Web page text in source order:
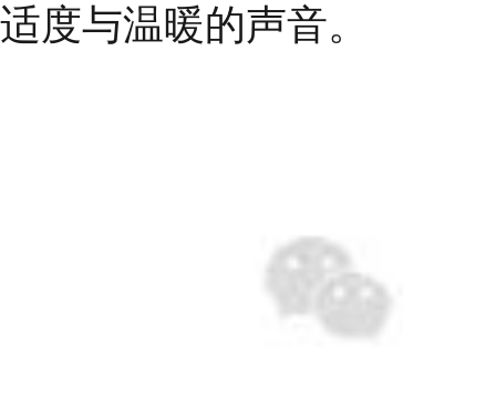
适度与温暖的声音。